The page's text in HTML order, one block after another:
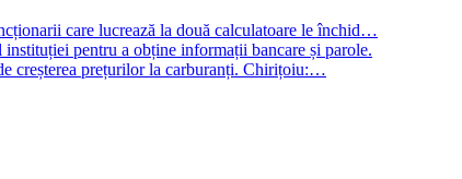
care lucrează la două calculatoare le închid…
pentru a obține informații bancare și parole.
creșterea prețurilor la carburanți. Chirițoiu:…